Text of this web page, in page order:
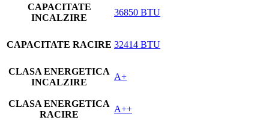
CAPACITATE
INCALZIRE
36850 BTU
CAPACITATE RACIRE 32414 BTU
CLASA ENERGETICA
INCALZIRE
A+
CLASA ENERGETICA
RACIRE
A++